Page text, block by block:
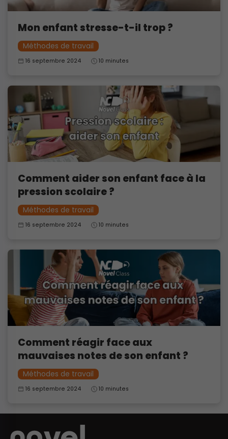
Mon enfant stresse-t-il trop ?
Méthodes de travail
16 septembre 2024 10 minutes
Comment aider son enfant face à la
pression scolaire ?
Méthodes de travail
16 septembre 2024 10 minutes
Comment réagir face aux
mauvaises notes de son enfant ?
Méthodes de travail
16 septembre 2024 10 minutes